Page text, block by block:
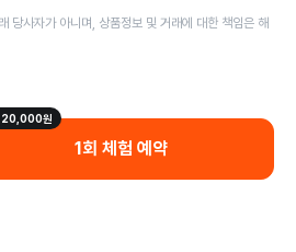
당사자가 아니며, 상품정보 및 거래에 대한 책임은 해
원
1회 체험 예약